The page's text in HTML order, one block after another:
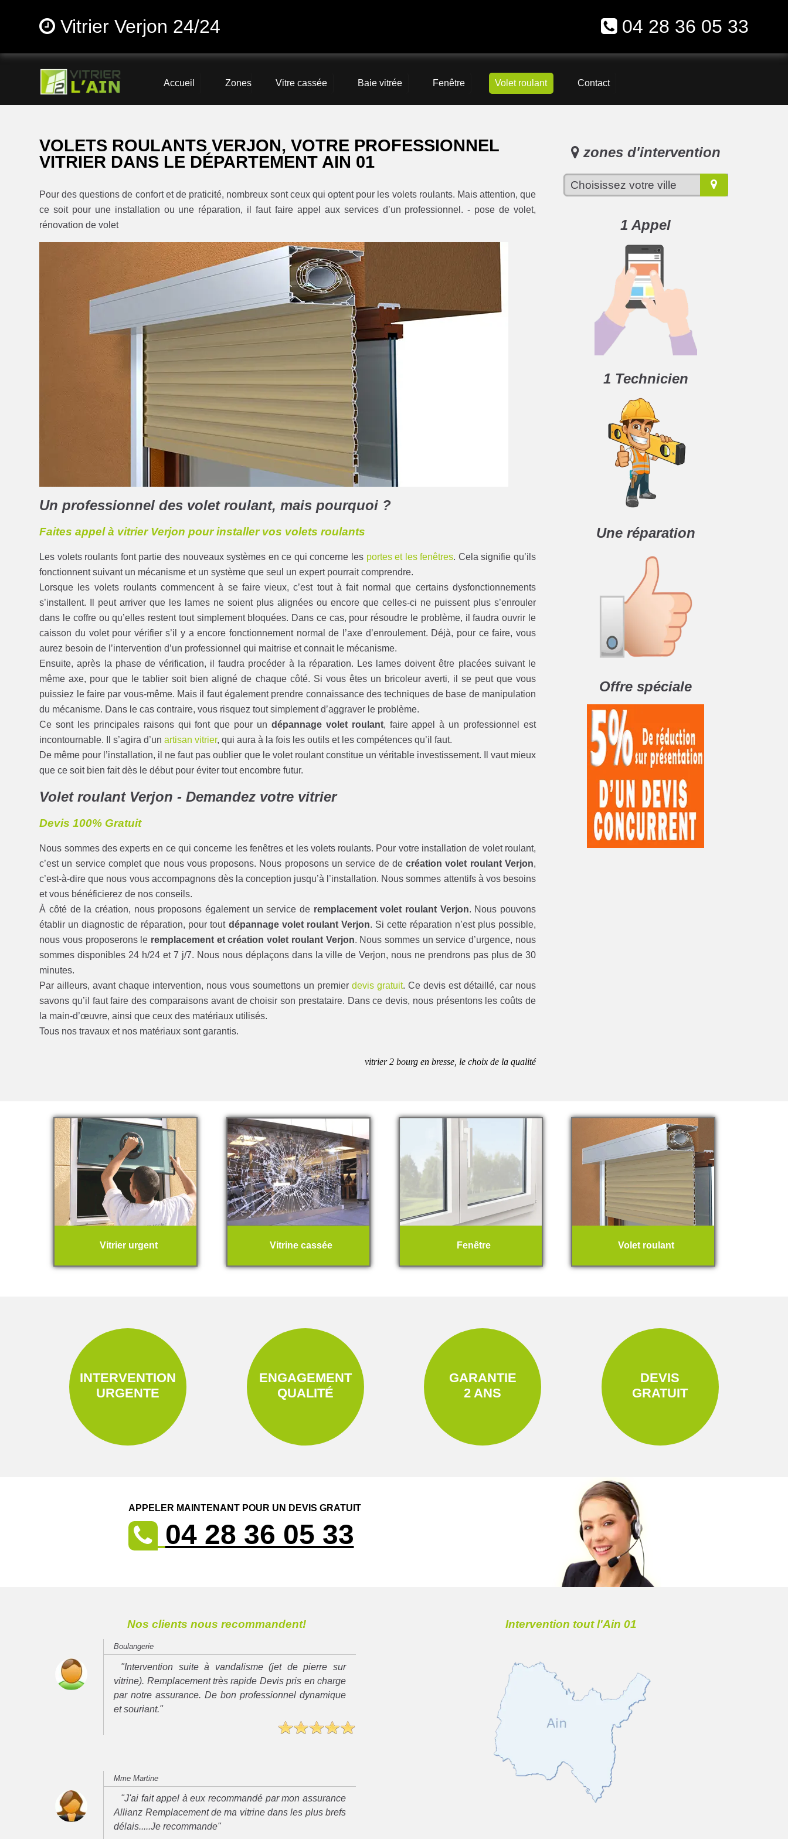
Vitrier Verjon 24/24 04 28 36 05 33
Accueil Zones Vitre cassée Baie vitrée Fenêtre Volet roulant Contact
VOLETS ROULANTS VERJON, VOTRE PROFESSIONNEL
VITRIER DANS LE DÉPARTEMENT AIN 01
Pour des questions de confort et de praticité, nombreux sont ceux qui optent pour les volets roulants. Mais attention, que
ce soit pour une installation ou une réparation, il faut faire appel aux services d’un professionnel. - pose de volet,
rénovation de volet
Un professionnel des volet roulant, mais pourquoi ?
Faites appel à vitrier Verjon pour installer vos volets roulants
Les volets roulants font partie des nouveaux systèmes en ce qui concerne les portes et les fenêtres. Cela signifie qu’ils
fonctionnent suivant un mécanisme et un système que seul un expert pourrait comprendre.
Lorsque les volets roulants commencent à se faire vieux, c’est tout à fait normal que certains dysfonctionnements
s’installent. Il peut arriver que les lames ne soient plus alignées ou encore que celles-ci ne puissent plus s’enrouler
dans le coffre ou qu’elles restent tout simplement bloquées. Dans ce cas, pour résoudre le problème, il faudra ouvrir le
caisson du volet pour vérifier s’il y a encore fonctionnement normal de l’axe d’enroulement. Déjà, pour ce faire, vous
aurez besoin de l’intervention d’un professionnel qui maitrise et connait le mécanisme.
Ensuite, après la phase de vérification, il faudra procéder à la réparation. Les lames doivent être placées suivant le
même axe, pour que le tablier soit bien aligné de chaque côté. Si vous êtes un bricoleur averti, il se peut que vous
puissiez le faire par vous-même. Mais il faut également prendre connaissance des techniques de base de manipulation
du mécanisme. Dans le cas contraire, vous risquez tout simplement d’aggraver le problème.
Ce sont les principales raisons qui font que pour un dépannage volet roulant, faire appel à un professionnel est
incontournable. Il s’agira d’unartisan vitrier, qui aura à la fois les outils et les compétences qu’il faut.
De même pour l’installation, il ne faut pas oublier que le volet roulant constitue un véritable investissement. Il vaut mieux
que ce soit bien fait dès le début pour éviter tout encombre futur.
Volet roulant Verjon - Demandez votre vitrier
Devis 100% Gratuit
Nous sommes des experts en ce qui concerne les fenêtres et les volets roulants. Pour votre installation de volet roulant,
c’est un service complet que nous vous proposons. Nous proposons un service de decréation volet roulant Verjon,
c’est-à-dire que nous vous accompagnons dès la conception jusqu’à l’installation. Nous sommes attentifs à vos besoins
et vous bénéficierez de nos conseils.
À côté de la création, nous proposons également un service de remplacement volet roulant Verjon. Nous pouvons
établir un diagnostic de réparation, pour tout dépannage volet roulant Verjon. Si cette réparation n’est plus possible,
nous vous proposerons le remplacement et création volet roulant Verjon. Nous sommes un service d’urgence, nous
sommes disponibles 24 h/24 et 7 j/7. Nous nous déplaçons dans la ville de Verjon, nous ne prendrons pas plus de 30
minutes.
Par ailleurs, avant chaque intervention, nous vous soumettons un premierdevis gratuit. Ce devis est détaillé, car nous
savons qu’il faut faire des comparaisons avant de choisir son prestataire. Dans ce devis, nous présentons les coûts de
la main-d’œuvre, ainsi que ceux des matériaux utilisés.
Tous nos travaux et nos matériaux sont garantis.
vitrier 2 bourg en bresse, le choix de la qualité
zones d'intervention
1 Appel
1 Technicien
Une réparation
Offre spéciale
Vitrier urgent Vitrine cassée Fenêtre Volet roulant
INTERVENTION
URGENTE
ENGAGEMENT
QUALITÉ
GARANTIE
2 ANS
DEVIS
GRATUIT
APPELER MAINTENANT POUR UN DEVIS GRATUIT
04 28 36 05 33
Nos clients nous recommandent!
Boulangerie
"Intervention suite à vandalisme (jet de pierre sur
vitrine). Remplacement très rapide Devis pris en charge
par notre assurance. De bon professionnel dynamique
et souriant."
Mme Martine
"J'ai fait appel à eux recommandé par mon assurance
Allianz Remplacement de ma vitrine dans les plus brefs
délais.....Je recommande"
Intervention tout l'Ain 01